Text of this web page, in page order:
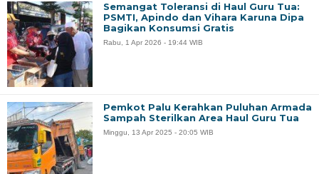
Semangat Toleransi di Haul Guru Tua:
PSMTI, Apindo dan Vihara Karuna Dipa
Bagikan Konsumsi Gratis
Rabu, 1 Apr 2026 - 19:44 WIB
Pemkot Palu Kerahkan Puluhan Armada
Sampah Sterilkan Area Haul Guru Tua
Minggu, 13 Apr 2025 - 20:05 WIB